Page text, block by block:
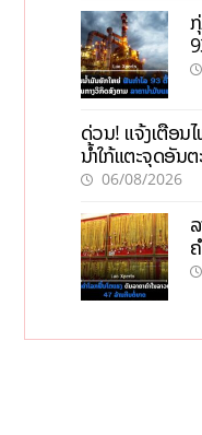
ດ່ວນ! ແຈ້ງເຕືອນ
ນໍ້າໃກ້ແຕະຈຸດອັນຕ
06/08/2026